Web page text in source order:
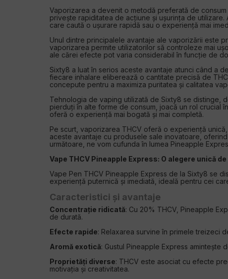
Vaporizarea a devenit o metodă preferată de
privește rapiditatea de acțiune și ușurința de
care caută o ușurare rapidă sau o experiență mai
Unul dintre principalele avantaje ale vaporizării este
vaporizarea permite utilizatorilor să controleze mai
ale cărei efecte pot varia considerabil în funcție de
Sixty8 a luat în serios aceste avantaje atunci când a
fiecare inhalare eliberează o cantitate precisă de
concepute pentru a maximiza puritatea și calitatea
Tehnologia de vaping utilizată de Sixty8 se distinge,
pierduți în alte forme de consum, joacă un rol crucial
oferă o experiență mai bogată și mai completă.
Pe scurt, vaporizarea THCV oferă o experiență
aceste avantaje cu produsele sale inovatoare,
următoare, ne vom cufunda în lumea Pineapple
Vape THCV Pineapple Express: O alegere unică
Vape Pen THCV Pineapple Express de la Sixty8 se
experiență puternică și imediată, ideală pentru cei
Caracteristici și avantaje
Concentrație ridicată: Cu 20% THCV, Pineapple
de durată.
Efecte rapide: Relaxarea survine în primele treizeci
Aromă exotică: Gustul Pineapple Express
Proprietăți diverse: THCV este asociat cu efecte
motivația și creativitatea.